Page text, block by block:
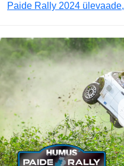
Paide Rally 2024